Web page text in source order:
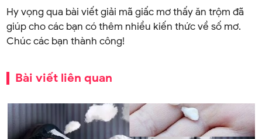
Hy vọng qua bài viết giải mã giấc mơ thấy ăn trộm đã
giúp cho các bạn có thêm nhiều kiến thức về số mơ.
Chúc các bạn thành công!
Bài viết liên quan